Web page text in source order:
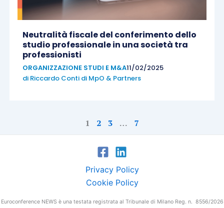
Neutralità fiscale del conferimento dello
studio professionale in una società tra
professionisti
ORGANIZZAZIONE STUDI E M&A11/02/2025
di Riccardo Conti di MpO & Partners
1 2 3 … 7
Privacy Policy
Cookie Policy
Euroconference NEWS è una testata registrata al Tribunale di Milano Reg. n. 8556/2026